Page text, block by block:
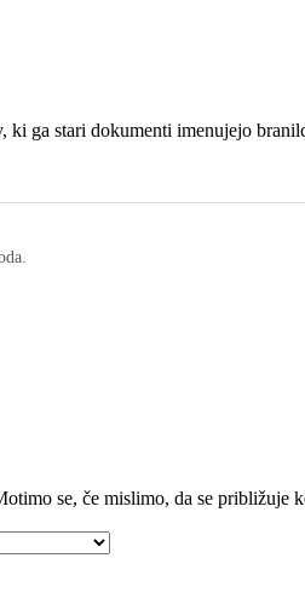
ga stari dokumenti imenujejo
se, če mislimo, da se približuje